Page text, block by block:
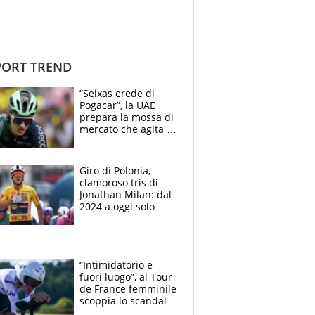
TREND
“Seixas erede di
Pogacar”, la UAE
prepara la mossa di
mercato che agita la
a Burgos
Giro di Polonia,
clamoroso tris di
Jonathan Milan: dal
2024 a oggi solo
“Intimidatorio e
fuori luogo”, al Tour
de France femminile
scoppia lo scandalo: